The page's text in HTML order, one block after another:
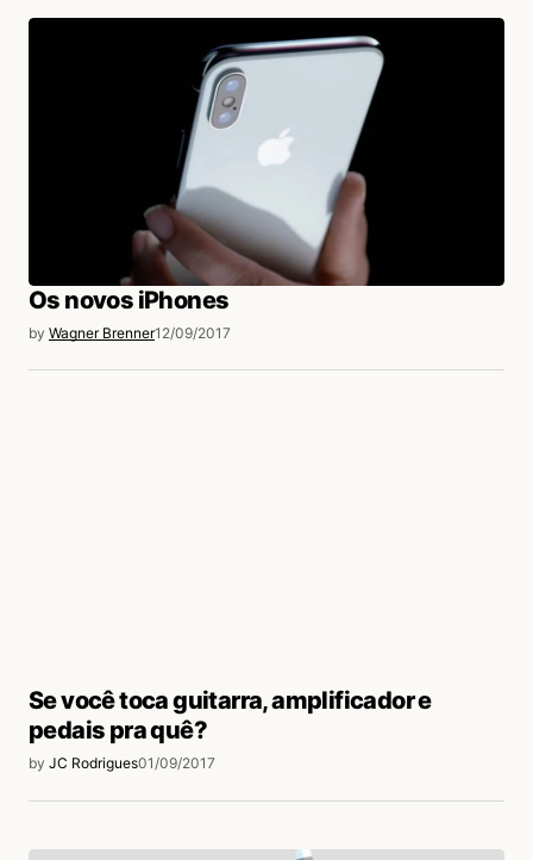
Os novos iPhones
by Wagner Brenner12/09/2017
Se você toca guitarra, amplificador e
pedais pra quê?
by JC Rodrigues01/09/2017